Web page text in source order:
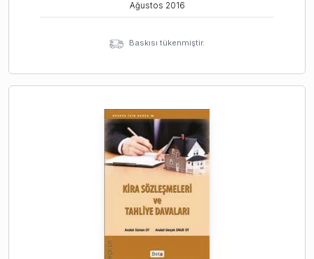
Ağustos 2016
Baskısı tükenmiştir.